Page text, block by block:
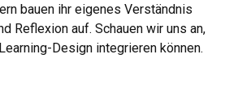
bauen ihr eigenes Verständnis
Reflexion auf. Schauen wir uns an,
Design integrieren können.